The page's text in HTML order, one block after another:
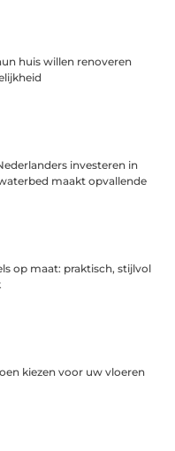
huis willen renoveren
investeren in
maakt opvallende
op maat: praktisch, stijlvol
kiezen voor uw vloeren